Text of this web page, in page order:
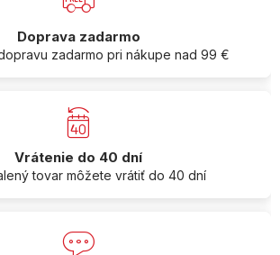
Doprava zadarmo
zadarmo pri nákupe nad 99 €
Vrátenie do 40 dní
tovar môžete vrátiť do 40 dní